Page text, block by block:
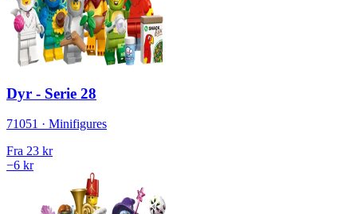
Dyr - Serie 28
71051 · Minifigures
Fra 23 kr
−6 kr